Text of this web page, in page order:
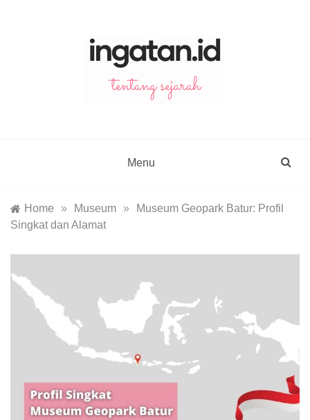
Menu
Home » Museum »
Museum Geopark Batur: Profil
Singkat dan Alamat